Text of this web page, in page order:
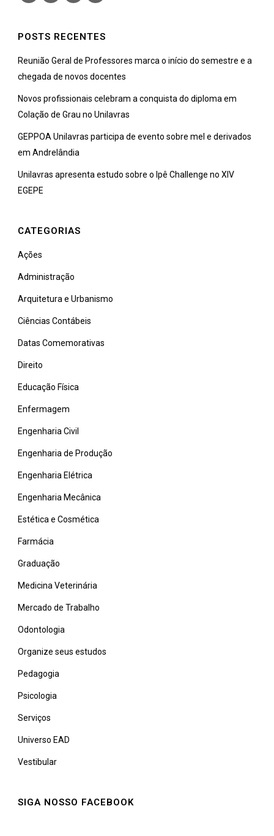
POSTS RECENTES
Reunião Geral de Professores marca o início do semestre e a
chegada de novos docentes
Novos profissionais celebram a conquista do diploma em
Colação de Grau no Unilavras
GEPPOA Unilavras participa de evento sobre mel e derivados
em Andrelândia
Unilavras apresenta estudo sobre o Ipê Challenge no XIV
EGEPE
CATEGORIAS
Ações
Administração
Arquitetura e Urbanismo
Ciências Contábeis
Datas Comemorativas
Direito
Educação Física
Enfermagem
Engenharia Civil
Engenharia de Produção
Engenharia Elétrica
Engenharia Mecânica
Estética e Cosmética
Farmácia
Graduação
Medicina Veterinária
Mercado de Trabalho
Odontologia
Organize seus estudos
Pedagogia
Psicologia
Serviços
Universo EAD
Vestibular
SIGA NOSSO FACEBOOK